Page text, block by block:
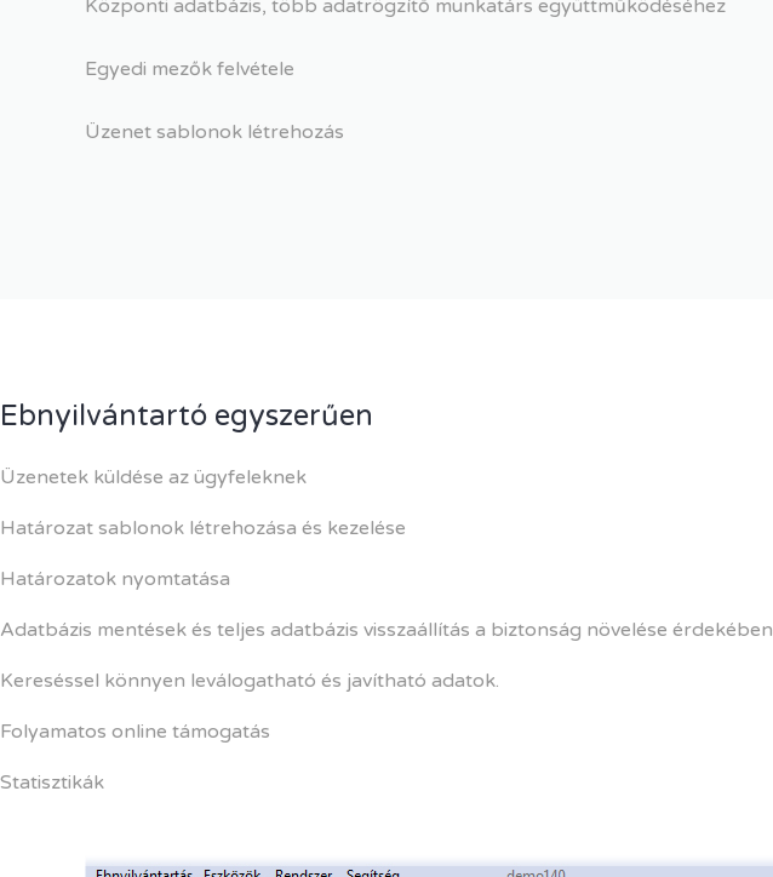
Központi adatbázis, több adatrögzítő munkatárs együttműködéséhez
Egyedi mezők felvétele
Üzenet sablonok létrehozás
Ebnyilvántartó egyszerűen
Üzenetek küldése az ügyfeleknek
Határozat sablonok létrehozása és kezelése
Határozatok nyomtatása
Adatbázis mentések és teljes adatbázis visszaállítás a biztonság növelése érdekében
Kereséssel könnyen leválogatható és javítható adatok.
Folyamatos online támogatás
Statisztikák